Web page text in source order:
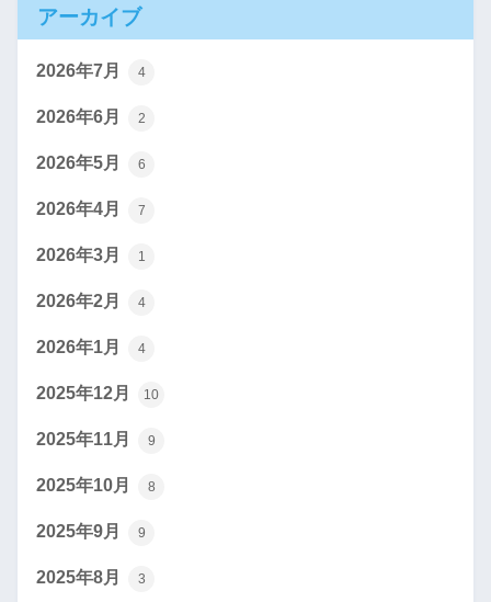
アーカイブ
2026年7月 4
2026年6月 2
2026年5月 6
2026年4月 7
2026年3月 1
2026年2月 4
2026年1月 4
2025年12月 10
2025年11月 9
2025年10月 8
2025年9月 9
2025年8月 3